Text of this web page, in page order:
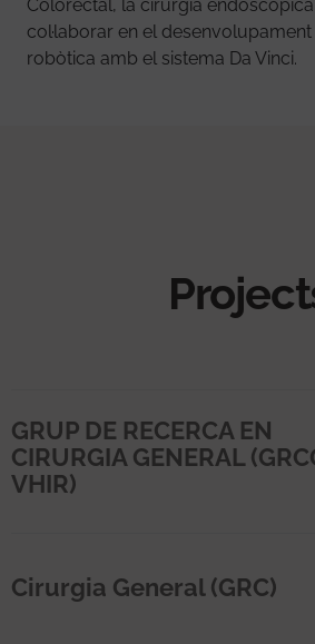
Colorectal, la cirurgia
col·laborar en el
robòtica amb el sistema Da Vinci.
GRUP DE RECERCA EN
CIRURGIA GENERAL
VHIR)
Cirurgia General (GRC)